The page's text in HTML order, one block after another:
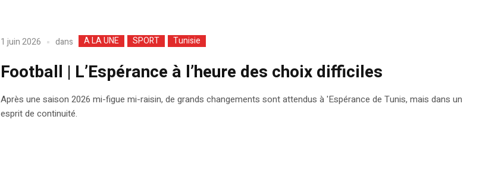
1 juin 2026 dans A LA UNE SPORT Tunisie
Football | L’Espérance à l’heure des choix difficiles
Après une saison 2026 mi-figue mi-raisin, de grands changements sont attendus à 'Espérance de Tunis, mais dans un
esprit de continuité.